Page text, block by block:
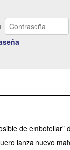
de embotellar"
lanza nuevo